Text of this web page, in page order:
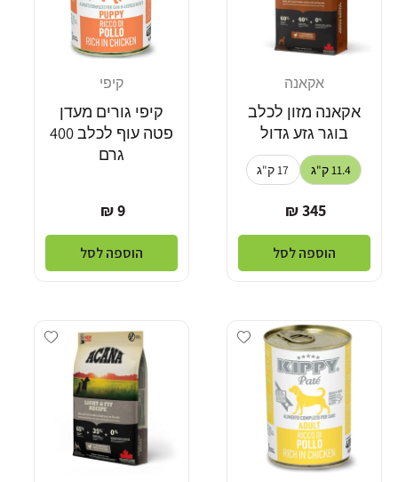
אקאנה
אקאנה מזון לכלב
בוגר גזע גדול
11.4 ק"ג 17 ק"ג
מחיר
345 ₪
הוספה לסל
קיפי
קיפי גורים מעדן
פטה עוף לכלב 400
גרם
מחיר
9 ₪
הוספה לסל
Add wishlist
wishlist